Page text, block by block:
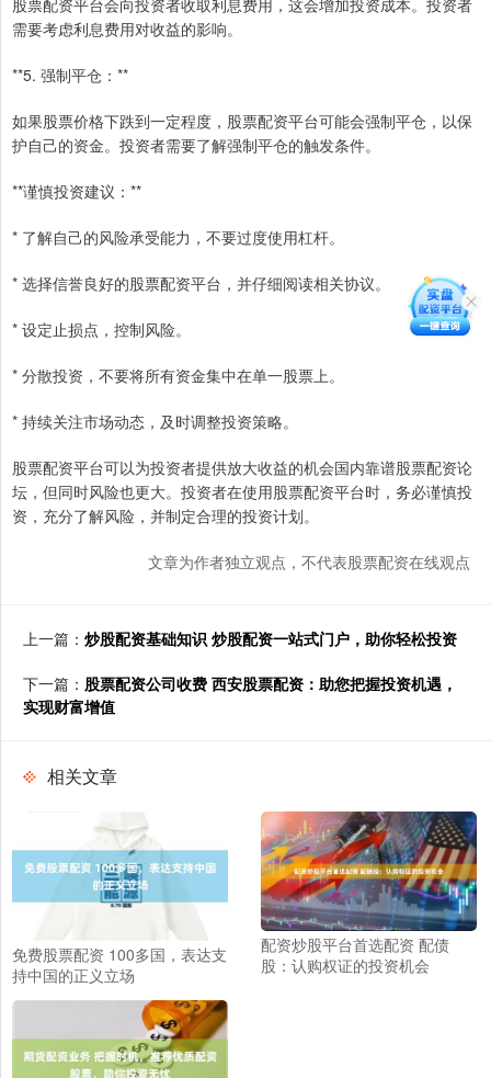
需要考虑利息费用对收益的影响。
**5. 强制平仓：**
如果股票价格下跌到一定程度，股票配资平台可能会强制平仓，以保
护自己的资金。投资者需要了解强制平仓的触发条件。
**谨慎投资建议：**
* 了解自己的风险承受能力，不要过度使用杠杆。
* 选择信誉良好的股票配资平台，并仔细阅读相关协议。
* 设定止损点，控制风险。
* 分散投资，不要将所有资金集中在单一股票上。
* 持续关注市场动态，及时调整投资策略。
股票配资平台可以为投资者提供放大收益的机会国内靠谱股票配资论
坛，但同时风险也更大。投资者在使用股票配资平台时，务必谨慎投
资，充分了解风险，并制定合理的投资计划。
文章为作者独立观点，不代表股票配资在线观点
上一篇： 炒股配资基础知识 炒股配资一站式门户，助你轻松投资
下一篇： 股票配资公司收费 西安股票配资：助您把握投资机遇，
实现财富增值
相关文章
免费股票配资 100多国，表达支
持中国的正义立场
配资炒股平台首选配资 配债
股：认购权证的投资机会